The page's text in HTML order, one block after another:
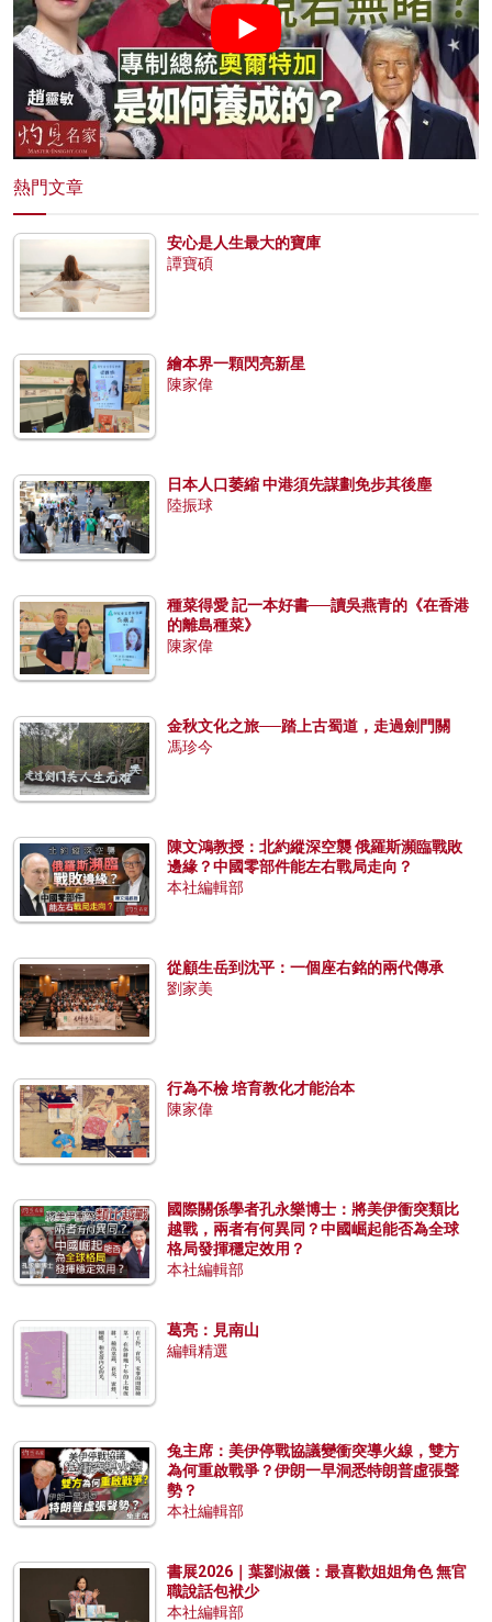
熱門文章
安心是人生最大的寶庫
譚寶碩
繪本界一顆閃亮新星
陳家偉
日本人口萎縮 中港須先謀劃免步其後塵
陸振球
種菜得愛 記一本好書──讀吳燕青的《在香港
的離島種菜》
陳家偉
金秋文化之旅──踏上古蜀道，走過劍門關
馮珍今
陳文鴻教授：北約縱深空襲 俄羅斯瀕臨戰敗
邊緣？中國零部件能左右戰局走向？
本社編輯部
從顧生岳到沈平：一個座右銘的兩代傳承
劉家美
行為不檢 培育教化才能治本
陳家偉
國際關係學者孔永樂博士：將美伊衝突類比
越戰，兩者有何異同？中國崛起能否為全球
格局發揮穩定效用？
本社編輯部
葛亮：見南山
編輯精選
兔主席：美伊停戰協議變衝突導火線，雙方
為何重啟戰爭？伊朗一早洞悉特朗普虛張聲
勢？
本社編輯部
書展2026｜葉劉淑儀：最喜歡姐姐角色 無官
職說話包袱少
本社編輯部